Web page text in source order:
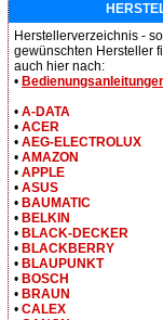
Herstellerverzeichnis -
gewünschten Hersteller
auch hier nach:
•
• A-DATA
• ACER
• AEG-ELECTROLUX
• AMAZON
• APPLE
• ASUS
• BAUMATIC
• BELKIN
• BLACK-DECKER
• BLACKBERRY
• BLAUPUNKT
• BOSCH
• BRAUN
• CALEX